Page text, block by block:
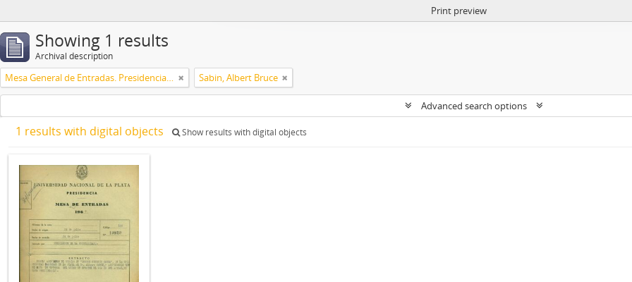
Print preview
Showing 1 results
Archival description
Mesa General de Entradas. Presidencia UNLP Sabin, Albert Bruce
Advanced search options
1 results with digital objects Show results with digital objects